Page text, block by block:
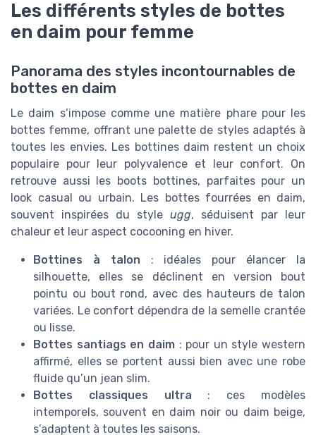
Les différents styles de bottes
en daim pour femme
Panorama des styles incontournables de
bottes en daim
Le daim s’impose comme une matière phare pour les
bottes femme, offrant une palette de styles adaptés à
toutes les envies. Les bottines daim restent un choix
populaire pour leur polyvalence et leur confort. On
retrouve aussi les boots bottines, parfaites pour un
look casual ou urbain. Les bottes fourrées en daim,
souvent inspirées du style ugg, séduisent par leur
chaleur et leur aspect cocooning en hiver.
Bottines à talon : idéales pour élancer la
silhouette, elles se déclinent en version bout
pointu ou bout rond, avec des hauteurs de talon
variées. Le confort dépendra de la semelle crantée
ou lisse.
Bottes santiags en daim: pour un style western
affirmé, elles se portent aussi bien avec une robe
fluide qu’un jean slim.
Bottes classiques ultra : ces modèles
intemporels, souvent en daim noir ou daim beige,
s’adaptent à toutes les saisons.